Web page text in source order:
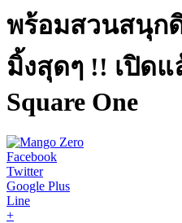
พร้อมสวนสนุก
มิ้งสุดๆ !! เปิดแ
Square One
Facebook
Twitter
Google Plus
Line
+